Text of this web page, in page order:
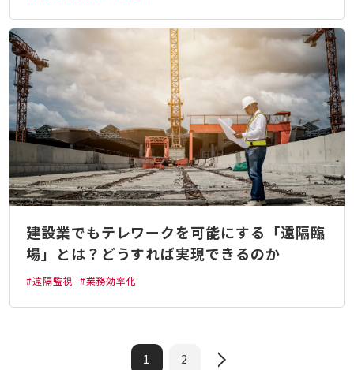
建設業でもテレワークを可能にする「遠隔臨
場」とは？どうすれば実現できるのか
#遠隔監視 #業務効率化
1 2